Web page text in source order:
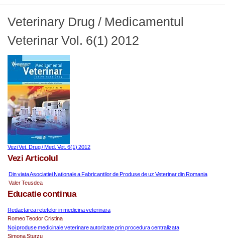
Veterinary Drug / Medicamentul
Veterinar Vol. 6(1) 2012
Vezi Vet. Drug / Med. Vet. 6(1) 2012
Vezi Articolul
Din viata Asociatiei Nationale a Fabricantilor de Produse de uz Veterinar din Romania
Valer Teusdea
Educatie continua
Redactarea retetelor in medicina veterinara
Romeo Teodor Cristina
Noi produse medicinale veterinare autorizate prin procedura centralizata
Simona Sturzu